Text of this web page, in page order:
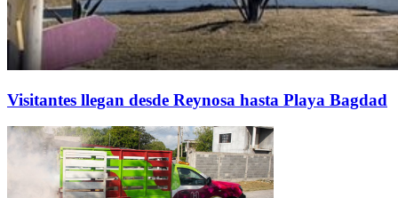
Visitantes llegan desde Reynosa hasta Playa Bagdad